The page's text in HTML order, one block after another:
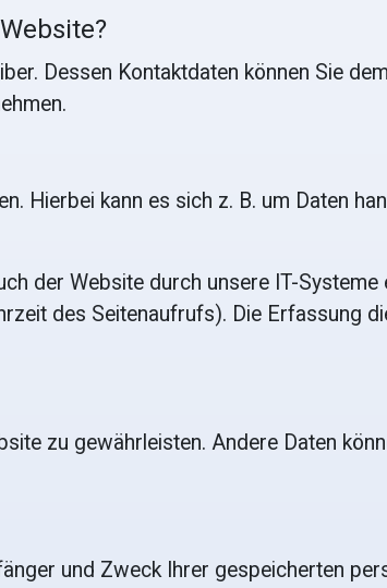
Dessen Kontaktdaten können Sie
Hierbei kann es sich z. B. um Daten
der Website durch unsere IT-
des Seitenaufrufs). Die Erfassung
zu gewährleisten. Andere Daten
und Zweck Ihrer gespeicherten